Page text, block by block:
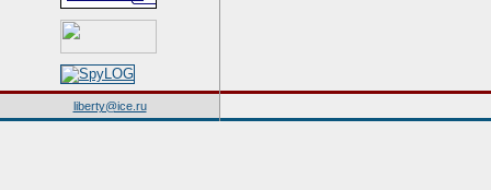
liberty@ice.ru